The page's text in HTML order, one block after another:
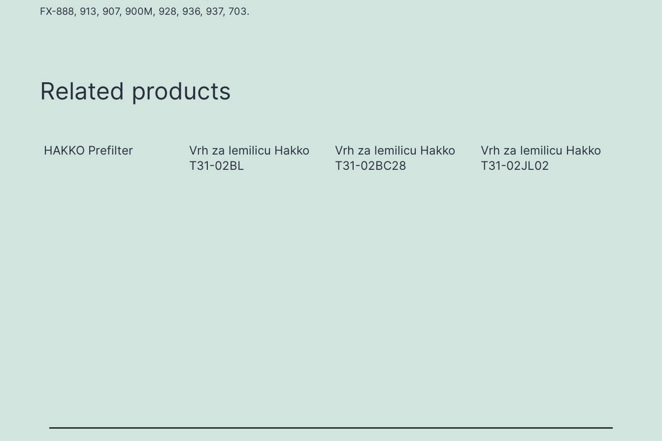
FX-888, 913, 907, 900M, 928, 936, 937, 703.
Related products
HAKKO Prefilter
Vrh za lemilicu Hakko
T31-02BL
Vrh za lemilicu Hakko
T31-02BC28
Vrh za lemilicu Hakko
T31-02JL02